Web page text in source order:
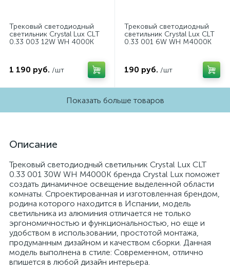
Трековый светодиодный
светильник Crystal Lux CLT
0.33 003 12W WH 4000K
1 190 руб. /шт
Трековый светодиодный
светильник Crystal Lux CLT
0.33 001 6W WH M4000K
190 руб. /шт
Показать больше товаров
Описание
Трековый светодиодный светильник Crystal Lux CLT
0.33 001 30W WH M4000K бренда Crystal Lux поможет
создать динамичное освещение выделенной области
комнаты. Спроектированная и изготовленная брендом,
родина которого находится в Испании, модель
светильника из алюминия отличается не только
эргономичностью и функциональностью, но еще и
удобством в использовании, простотой монтажа,
продуманным дизайном и качеством сборки. Данная
модель выполнена в стиле: Современном, отлично
впишется в любой дизайн интерьера.